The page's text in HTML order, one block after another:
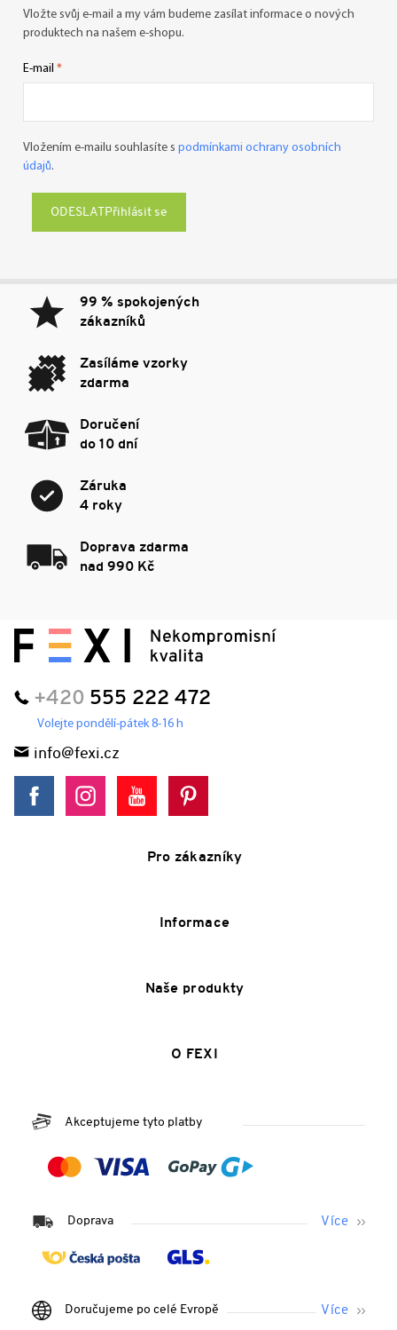
Vložte svůj e-mail a my vám budeme zasílat informace o nových
produktech na našem e-shopu.
E-mail
Vložením e-mailu souhlasíte s podmínkami ochrany osobních
údajů.
Přihlásit se
99 % spokojených
zákazníků
Zasíláme vzorky
zdarma
Doručení
do 10 dní
Záruka
4 roky
Doprava zdarma
nad 990 Kč
+420 555 222 472
Volejte pondělí-pátek 8-16 h
info@fexi.cz
Pro zákazníky
Informace
Naše produkty
O FEXI
Akceptujeme tyto platby
Doprava
Doručujeme po celé Evropě